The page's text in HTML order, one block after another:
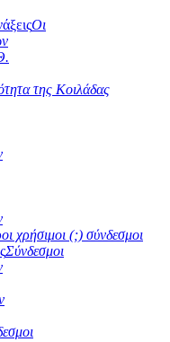
Οι
της Κοιλάδας
χρήσιμοι (;) σύνδεσμοι
Σύνδεσμοι